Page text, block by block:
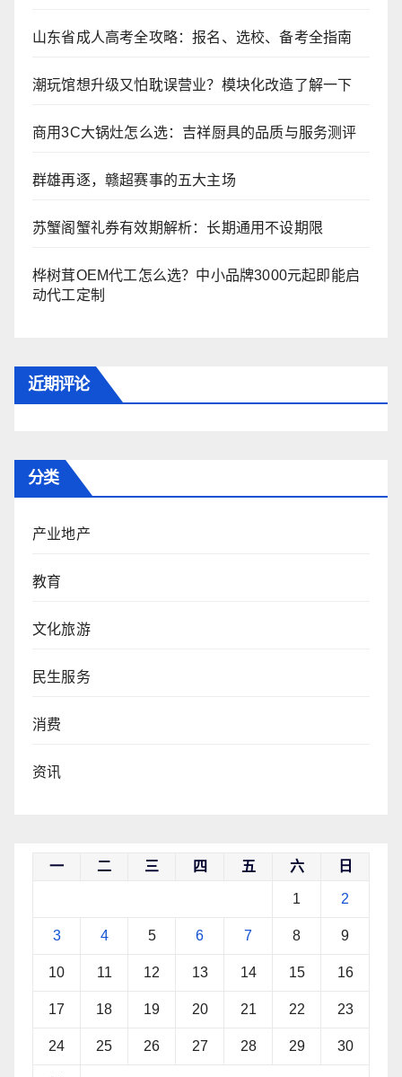
山东省成人高考全攻略：报名、选校、备考全指南
潮玩馆想升级又怕耽误营业？模块化改造了解一下
商用3C大锅灶怎么选：吉祥厨具的品质与服务测评
群雄再逐，赣超赛事的五大主场
苏蟹阁蟹礼券有效期解析：长期通用不设期限
桦树茸OEM代工怎么选？中小品牌3000元起即能启
动代工定制
近期评论
分类
产业地产
教育
文化旅游
民生服务
消费
资讯
一 二 三 四 五 六 日
1 2
3 4 5 6 7 8 9
10 11 12 13 14 15 16
17 18 19 20 21 22 23
24 25 26 27 28 29 30